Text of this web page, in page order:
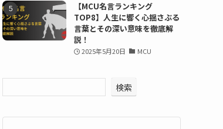
【MCU名言ランキング
TOP8】人生に響く心揺さぶる
言葉とその深い意味を徹底解
説！
2025年5月20日 MCU
検索